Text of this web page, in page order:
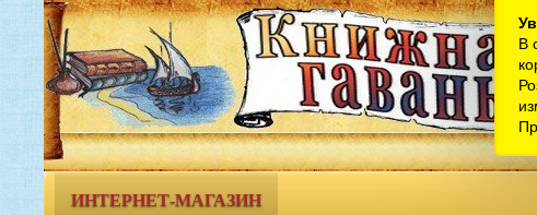
Книжная гавань - интернет-
магазин учебной литературы
ИНТЕРНЕТ-МАГАЗИН
В